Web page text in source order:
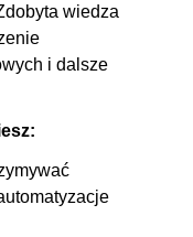
wiedza
i dalsze